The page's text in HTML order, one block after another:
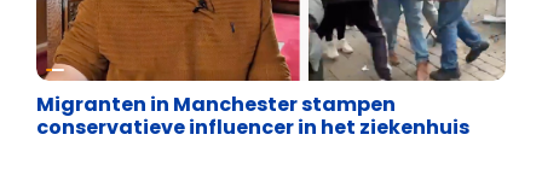
Vrijheid van meningsuiting
Migranten in Manchester stampen
conservatieve influencer in het ziekenhuis